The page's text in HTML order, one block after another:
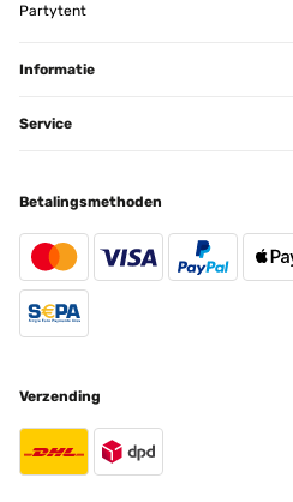
Partytent
Informatie
Service
Betalingsmethoden
Verzending